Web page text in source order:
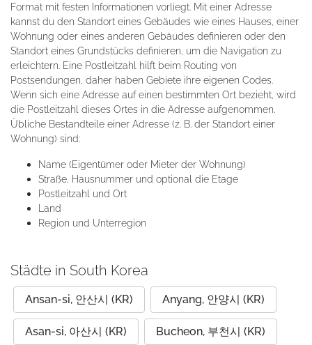
Format mit festen Informationen vorliegt. Mit einer Adresse
kannst du den Standort eines Gebäudes wie eines Hauses, einer
Wohnung oder eines anderen Gebäudes definieren oder den
Standort eines Grundstücks definieren, um die Navigation zu
erleichtern. Eine Postleitzahl hilft beim Routing von
Postsendungen, daher haben Gebiete ihre eigenen Codes.
Wenn sich eine Adresse auf einen bestimmten Ort bezieht, wird
die Postleitzahl dieses Ortes in die Adresse aufgenommen.
Übliche Bestandteile einer Adresse (z. B. der Standort einer
Wohnung) sind:
Name (Eigentümer oder Mieter der Wohnung)
Straße, Hausnummer und optional die Etage
Postleitzahl und Ort
Land
Region und Unterregion
Städte in South Korea
Ansan-si, 안산시 (KR) Anyang, 안양시 (KR)
Asan-si, 아산시 (KR) Bucheon, 부천시 (KR)